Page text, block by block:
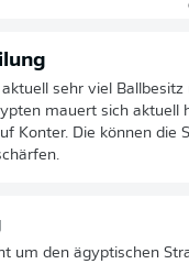
sehr viel Ballbesitz
mauert sich aktuell
Konter. Die können die
um den ägyptischen